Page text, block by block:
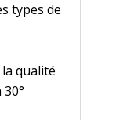
types de
qualité